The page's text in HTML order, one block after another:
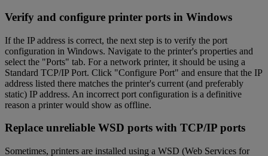
Verify and configure printer ports in Windows
If the IP address is correct, the next step is to verify the port
configuration in Windows. Navigate to the printer's properties and
select the "Ports" tab. For a network printer, it should be using a
Standard TCP/IP Port. Click "Configure Port" and ensure that the IP
address listed there matches the printer's current (and preferably
static) IP address. An incorrect port configuration is a definitive
reason a printer would show as offline.
Replace unreliable WSD ports with TCP/IP ports
Sometimes, printers are installed using a WSD (Web Services for